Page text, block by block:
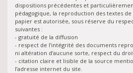
dispositions précédentes et
pédagogique, la reproduction des textes
papier est autorisée, sous réserve du
suivantes :
- gratuité de la diffusion
- respect de l’intégrité des documents
ni altération d’aucune sorte, respect du
- citation claire et lisible de la source
l’adresse internet du site.